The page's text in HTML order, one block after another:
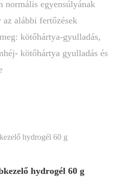
normális egyensúlyának
alábbi fertőzések
kötőhártya-gyulladás,
kötőhártya gyulladás és
hydrogél 60 g